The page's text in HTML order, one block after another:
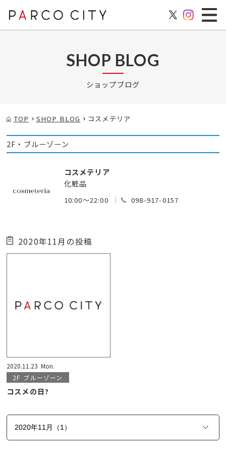
SHOP BLOG
ショップブログ
TOP SHOP BLOG コスメテリア
2F・ブルーゾーン
コスメテリア
化粧品
10:00～22:00 098-917-0157
2020年11月の投稿
2020.11.23 Mon.
2F ブルーゾーン
コスメの日?